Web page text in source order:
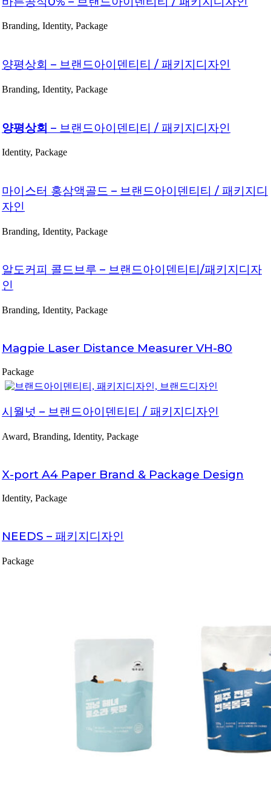
Branding, Identity, Package
양평상회 – 브랜드아이덴티티 / 패키지디자인
Branding, Identity, Package
양평상회 – 브랜드아이덴티티 / 패키지디자인
Identity, Package
마이스터 홍삼액골드 – 브랜드아이덴티티 / 패키지디
자인
Branding, Identity, Package
알도커피 콜드브루 – 브랜드아이덴티티/패키지디자
인
Branding, Identity, Package
Magpie Laser Distance Measurer VH-80
Package
시월넛 – 브랜드아이덴티티 / 패키지디자인
Award, Branding, Identity, Package
X-port A4 Paper Brand & Package Design
Identity, Package
NEEDS – 패키지디자인
Package